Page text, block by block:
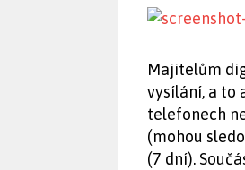
Majitelům
vysílání, a to
telefonech
(mohou
(7 dní).